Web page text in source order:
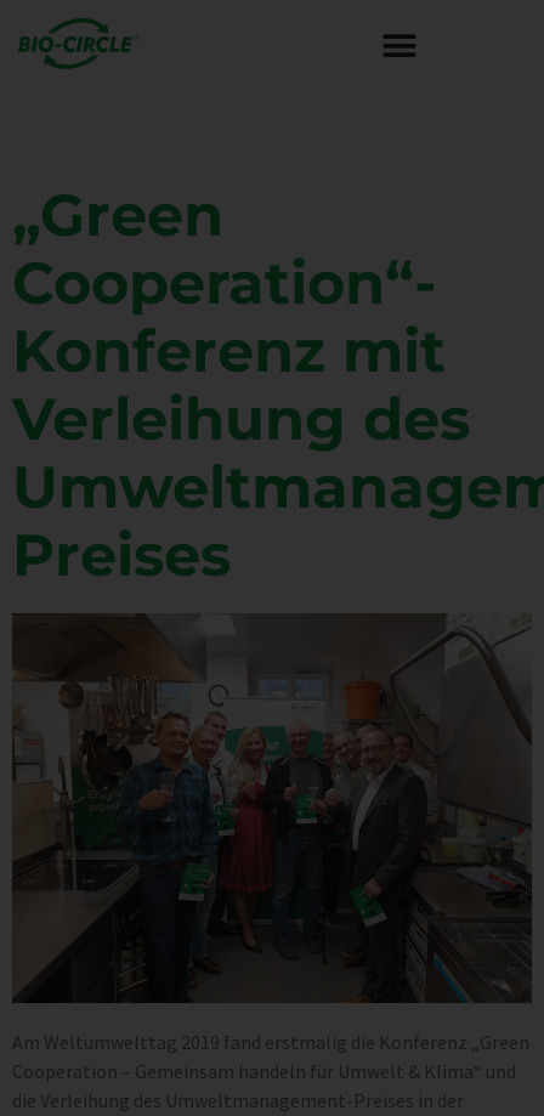
„Green
Cooperation“-
Konferenz mit
Verleihung des
Preises
Am Weltumwelttag 2019 fand erstmalig die Konferenz „Green
Cooperation – Gemeinsam handeln für Umwelt & Klima“ und
die Verleihung des Umweltmanagement-Preises in der